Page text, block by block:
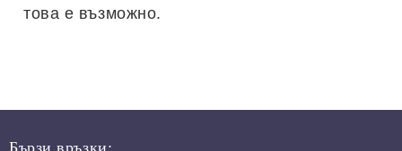
това е възможно.
Бързи връзки: